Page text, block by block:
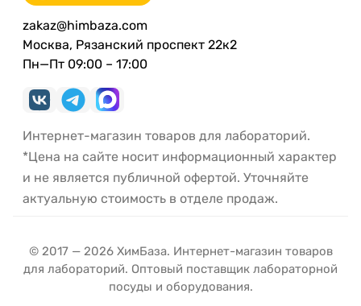
zakaz@himbaza.com
Москва, Рязанский проспект 22к2
Пн—Пт 09:00 – 17:00
Интернет-магазин товаров для лабораторий.
*Цена на сайте носит информационный характер
и не является публичной офертой. Уточняйте
актуальную стоимость в отделе продаж.
© 2017 — 2026 ХимБаза. Интернет-магазин товаров
для лабораторий. Оптовый поставщик лабораторной
посуды и оборудования.